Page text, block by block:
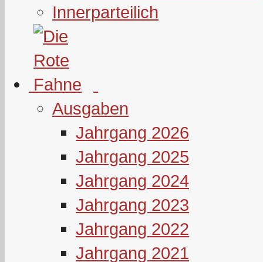
Innerparteilich
Ausgaben
Jahrgang 2026
Jahrgang 2025
Jahrgang 2024
Jahrgang 2023
Jahrgang 2022
Jahrgang 2021